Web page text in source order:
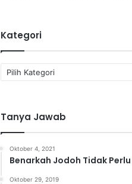
Kategori
a
g
o
Tanya Jawab
Oktober 4, 2021
Benarkah Jodoh Tidak
Oktober 29, 2019